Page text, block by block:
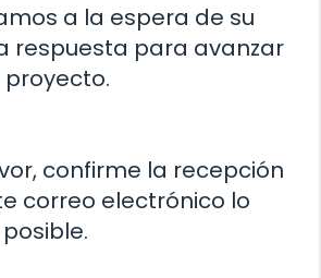
a la espera de su
respuesta para avanzar
proyecto.
confirme la recepción
correo electrónico lo